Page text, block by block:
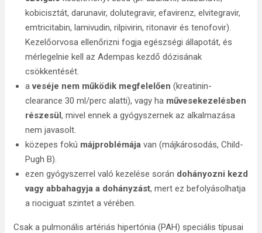
kobicisztát, darunavir, dolutegravir, efavirenz, elvitegravir,
emtricitabin, lamivudin, rilpivirin, ritonavir és tenofovir).
Kezelőorvosa ellenőrizni fogja egészségi állapotát, és
mérlegelnie kell az Adempas kezdő dózisának
csökkentését.
aveséje nem működik megfelelően (kreatinin-
clearance 30 ml/perc alatti), vagy ha művesekezelésben
részesül, mivel ennek a gyógyszernek az alkalmazása
nem javasolt.
közepes fokú májproblémája van (májkárosodás, Child-
Pugh B).
ezen gyógyszerrel való kezelése során dohányozni kezd
vagy abbahagyja a dohányzást, mert ez befolyásolhatja
a riociguat szintet a vérében.
Csak a pulmonális artériás hipertónia (PAH) speciális típusai